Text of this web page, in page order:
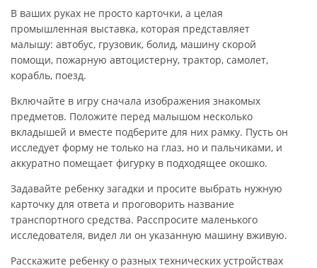
В ваших руках не просто карточки, а целая
промышленная выставка, которая представляет
малышу: автобус, грузовик, болид, машину скорой
помощи, пожарную автоцистерну, трактор, самолет,
корабль, поезд.
Включайте в игру сначала изображения знакомых
предметов. Положите перед малышом несколько
вкладышей и вместе подберите для них рамку. Пусть он
исследует форму не только на глаз, но и пальчиками, и
аккуратно помещает фигурку в подходящее окошко.
Задавайте ребенку загадки и просите выбрать нужную
карточку для ответа и проговорить название
транспортного средства. Расспросите маленького
исследователя, видел ли он указанную машину вживую.
Расскажите ребенку о разных технических устройствах